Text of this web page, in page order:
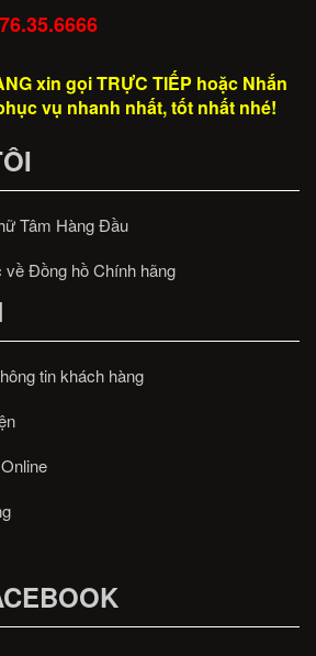
xin gọi TRỰC TIẾP hoặc Nhắn
vụ nhanh nhất, tốt nhất nhé!
Tâm Hàng Đầu
Đồng hồ Chính hãng
tin khách hàng